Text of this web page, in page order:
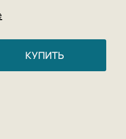
народ»!
Аверяд,
писательница, о
ведь Холли Блэк
КУПИТЬ